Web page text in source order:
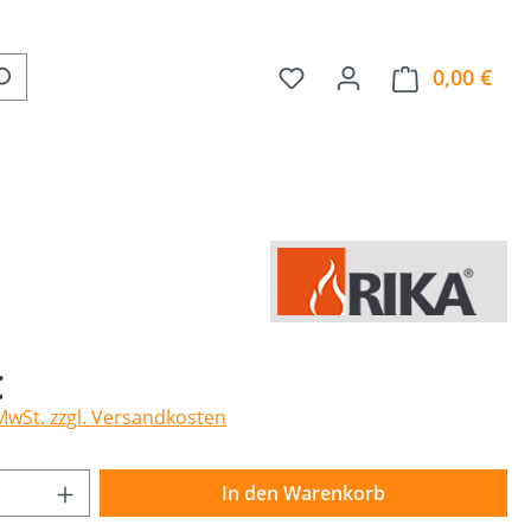
0,00 €
zzgl. Versandkosten
Gib den gewünschten Wert
In den Warenkorb